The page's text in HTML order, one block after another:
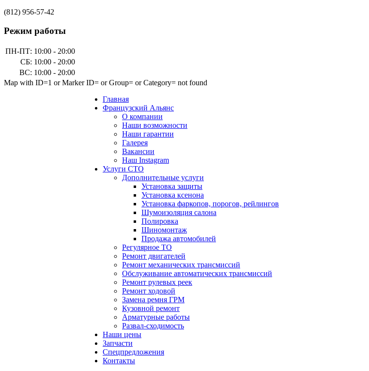
(812) 956-57-42
Режим работы
ПН-ПТ: 10:00 - 20:00
СБ: 10:00 - 20:00
ВС: 10:00 - 20:00
Map with ID=1 or Marker ID= or Group= or Category= not found
Главная
Французский Альянс
О компании
Наши возможности
Наши гарантии
Галерея
Вакансии
Наш Instagram
Услуги СТО
Дополнительные услуги
Установка защиты
Установка ксенона
Установка фаркопов, порогов, рейлингов
Шумоизоляция салона
Полировка
Шиномонтаж
Продажа автомобилей
Регулярное ТО
Ремонт двигателей
Ремонт механических трансмиссий
Обслуживание автоматических трансмиссий
Ремонт рулевых реек
Ремонт ходовой
Замена ремня ГРМ
Кузовной ремонт
Арматурные работы
Развал-сходимость
Наши цены
Запчасти
Спецпредложения
Контакты